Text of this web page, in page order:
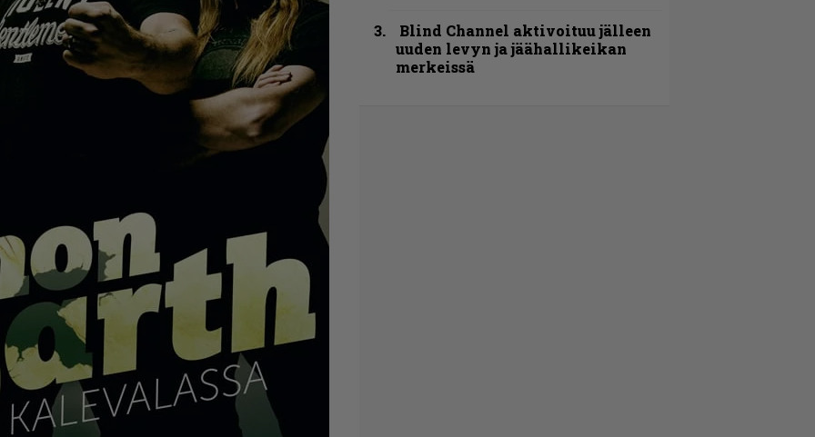
Blind Channel aktivoituu jälleen
uuden levyn ja jäähallikeikan
merkeissä